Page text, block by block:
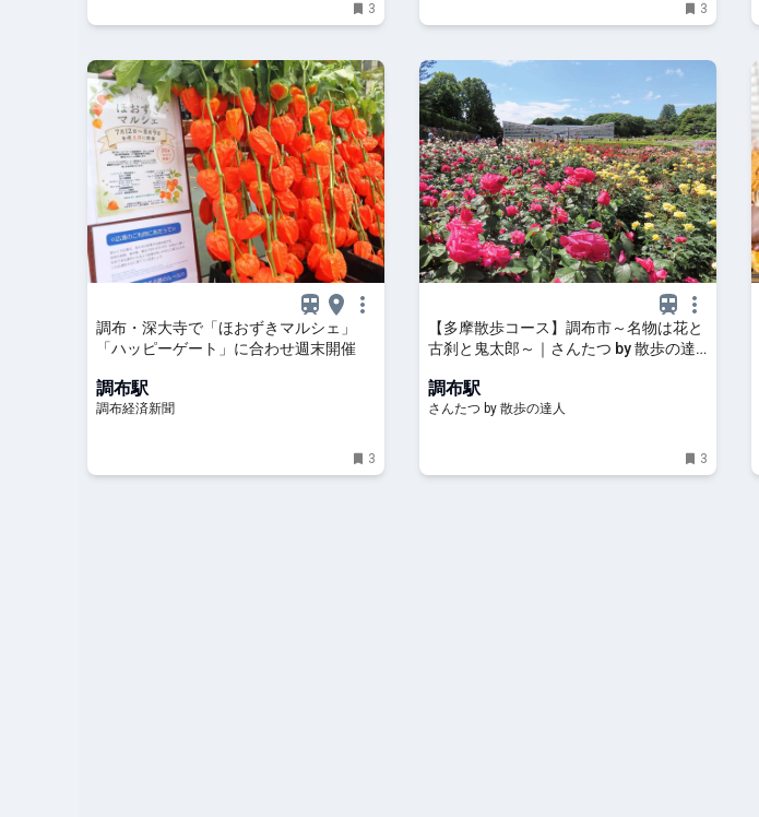
3 3
調布・深大寺で「ほおずきマルシェ」
「ハッピーゲート」に合わせ週末開催
調布駅
調布経済新聞
3
【多摩散歩コース】調布市～名物は花と
古刹と鬼太郎～｜さんたつ by 散歩の達
調布駅
さんたつ by 散歩の達人
3